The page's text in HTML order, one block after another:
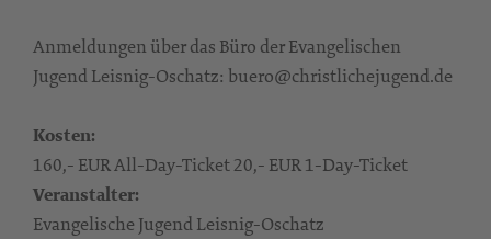
Anmeldungen über das Büro der Evangelischen
Jugend Leisnig-Oschatz: buero@christlichejugend.de
Kosten:
160,- EUR All-Day-Ticket 20,- EUR 1-Day-Ticket
Veranstalter:
Evangelische Jugend Leisnig-Oschatz